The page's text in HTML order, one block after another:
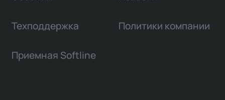
Техподдержка Политики компании
Приемная Softline